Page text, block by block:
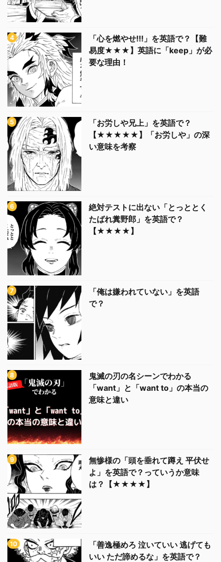
「心を燃やせ!!!」を英語で？【難
易度★★★】英語に「keep」が必
要な理由！
「お労しや兄上」を英語で？
【★★★★★】「お労しや」の深
い意味を考察
絶対テストに出ない「とっととく
たばれ糞野郎」を英語で？
【★★★★】
「俺は嫌われていない」を英語
で？
鬼滅の刃の名シーンでわかる
「want」と「want to」の本当の
意味と違い
無惨様の「頭を垂れて蹲え 平伏せ
よ」を英語で？っていうか意味
は？【★★★★】
「善逸極めろ 泣いていい 逃げても
いい ただ諦めるな」を英語で？